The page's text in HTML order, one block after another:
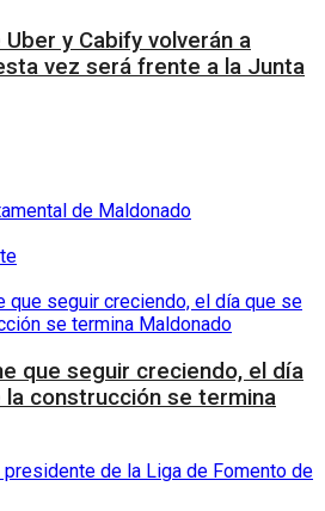
y Cabify volverán a
vez será frente a la Junta
de Maldonado
que seguir creciendo, el día
construcción se termina